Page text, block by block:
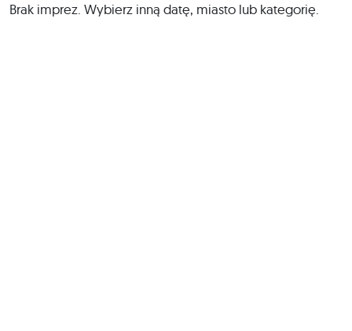
Brak imprez. Wybierz inną datę, miasto lub kategorię.